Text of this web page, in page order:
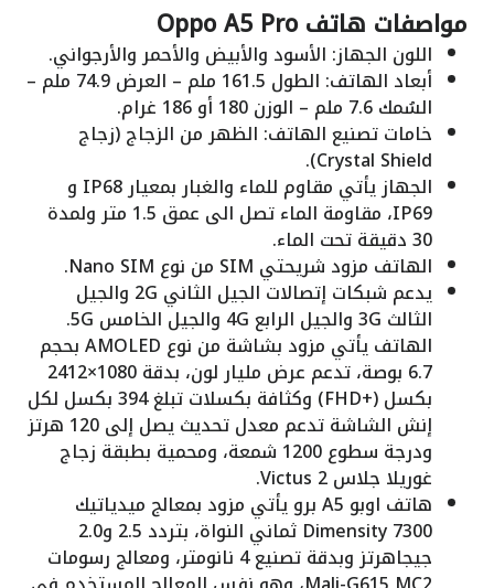
مواصفات هاتف Oppo A5 Pro
اللون الجهاز: الأسود والأبيض والأحمر والأرجواني.
أبعاد الهاتف: الطول 161.5 ملم – العرض 74.9 ملم –
السُمك 7.6 ملم – الوزن 180 أو 186 غرام.
خامات تصنيع الهاتف: الظهر من الزجاج (زجاج
Crystal Shield).
الجهاز يأتي مقاوم للماء والغبار بمعيار IP68 و
IP69، مقاومة الماء تصل الى عمق 1.5 متر ولمدة
30 دقيقة تحت الماء.
الهاتف مزود شريحتي SIM من نوع Nano SIM.
يدعم شبكات إتصالات الجيل الثاني 2G والجيل
الثالث 3G والجيل الرابع 4G والجيل الخامس 5G.
الهاتف يأتي مزود بشاشة من نوع AMOLED بحجم
6.7 بوصة، تدعم عرض مليار لون، بدقة 1080×2412
بكسل (+FHD) وكثافة بكسلات تبلغ 394 بكسل لكل
إنش الشاشة تدعم معدل تحديث يصل إلى 120 هرتز
ودرجة سطوع 1200 شمعة، ومحمية بطبقة زجاج
غوريلا جلاس Victus 2.
هاتف اوبو A5 برو يأتي مزود بمعالج ميدياتيك
Dimensity 7300 ثماني النواة، بتردد 2.5 و2.0
جيجاهرتز وبدقة تصنيع 4 نانومتر، ومعالج رسومات